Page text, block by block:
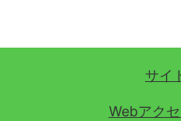
サイ
Webアク